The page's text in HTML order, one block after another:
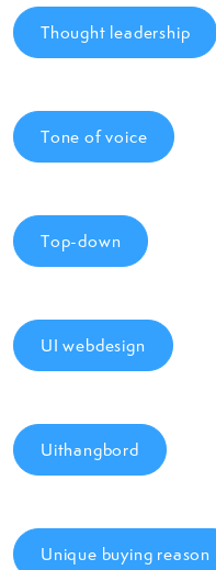
Thought leadership
Tone of voice
Top-down
UI webdesign
Uithangbord
Unique buying reason